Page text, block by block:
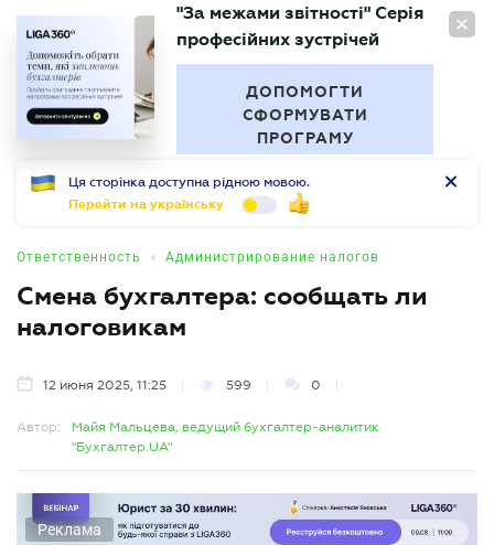
RU
БУХГАЛТЕР
"За межами звітності" Серія
професійних зустрічей
ДОПОМОГТИ
СФОРМУВАТИ
ПРОГРАМУ
Ця сторінка доступна рідною мовою.
Перейти на українську
Ответственность • Администрирование налогов
Смена бухгалтера: сообщать ли
налоговикам
12 июня 2025, 11:25 599 0
Автор:
Майя Мальцева, ведущий бухгалтер-аналитик
"Бухгалтер.UA"
Реклама